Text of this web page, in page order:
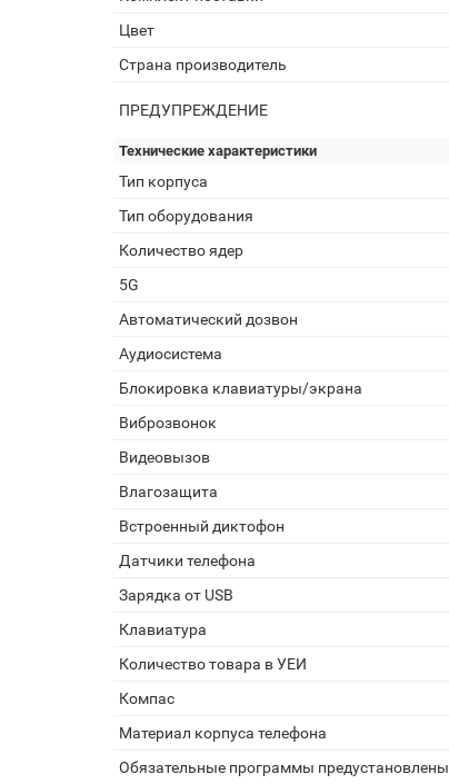
Цвет
Страна производитель
ПРЕДУПРЕЖДЕНИЕ
Технические характеристики
Тип корпуса
Тип оборудования
Количество ядер
5G
Автоматический дозвон
Аудиосистема
Блокировка клавиатуры/экрана
Виброзвонок
Видеовызов
Влагозащита
Встроенный диктофон
Датчики телефона
Зарядка от USB
Клавиатура
Количество товара в УЕИ
Компас
Материал корпуса телефона
Обязательные программы предустановлены